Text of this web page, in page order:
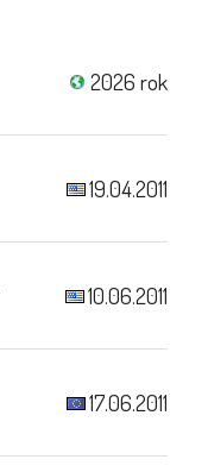
2026 rok
19.04.2011
10.06.2011
17.06.2011